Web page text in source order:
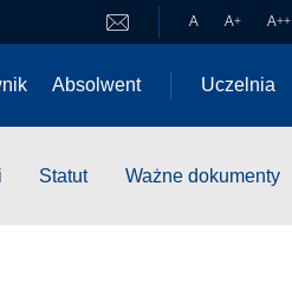
A A+ A++
Absolwent Uczelnia
Statut Ważne dokumenty